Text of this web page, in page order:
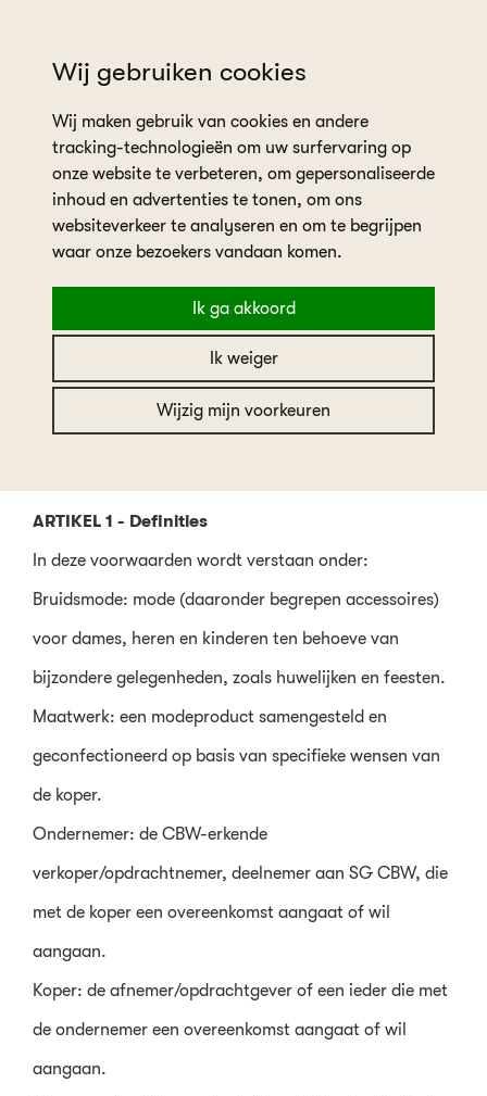
Wij gebruiken cookies
Wij maken gebruik van cookies en andere
tracking-technologieën om uw surfervaring op
onze website te verbeteren, om gepersonaliseerde
inhoud en advertenties te tonen, om ons
websiteverkeer te analyseren en om te begrijpen
waar onze bezoekers vandaan komen.
Ik ga akkoord
Ik weiger
Wijzig mijn voorkeuren
Algemene voorwaarden
CBW-ERKEND VOORWAARDEN VOOR BRUIDSMODE
ARTIKEL 1 - Definities
In deze voorwaarden wordt verstaan onder:
Bruidsmode: mode (daaronder begrepen accessoires)
voor dames, heren en kinderen ten behoeve van
bijzondere gelegenheden, zoals huwelijken en feesten.
Maatwerk: een modeproduct samengesteld en
geconfectioneerd op basis van specifieke wensen van
de koper.
Ondernemer: de CBW-erkende
verkoper/opdrachtnemer, deelnemer aan SG CBW, die
met de koper een overeenkomst aangaat of wil
aangaan.
Koper: de afnemer/opdrachtgever of een ieder die met
de ondernemer een overeenkomst aangaat of wil
aangaan.